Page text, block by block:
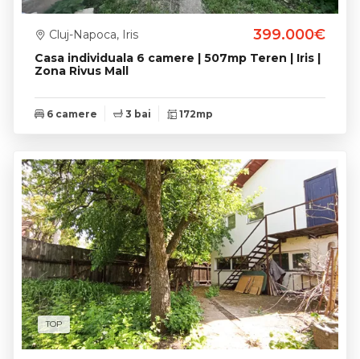
Casa individuala 6 camere | 507mp Teren | Iris |
Zona Rivus Mall
Cluj-Napoca, Iris 399.000€
6 camere 3 bai 172mp
TOP